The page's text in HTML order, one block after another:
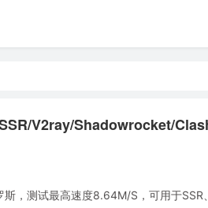
V2ray/Shadowrocket/
，测试最高速度8.64M/S，可用于